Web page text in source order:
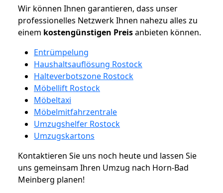
Wir können Ihnen garantieren, dass unser
professionelles Netzwerk Ihnen nahezu alles zu
einem kostengünstigen Preisanbieten können.
Entrümpelung
Haushaltsauflösung Rostock
Halteverbotszone Rostock
Möbellift Rostock
Möbeltaxi
Möbelmitfahrzentrale
Umzugshelfer Rostock
Umzugskartons
Kontaktieren Sie uns noch heute und lassen Sie
uns gemeinsam Ihren Umzug nach Horn-Bad
Meinberg planen!